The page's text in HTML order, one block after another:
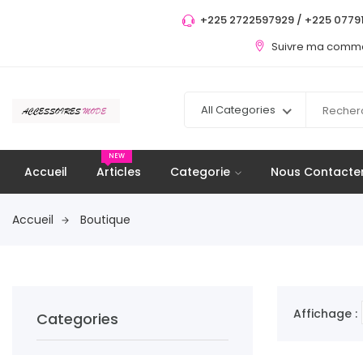
+225 2722597929 / +225
Suivre ma
All Categories
Accueil Articles
NEW
Categorie Nous
Accueil Boutique
Categories Affichage :